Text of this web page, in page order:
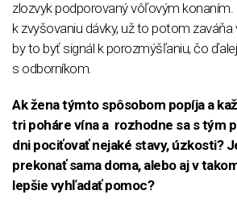
zlozvyk podporovaný vôľovým
k zvyšovaniu dávky, už to potom
by to byť signál k porozmýšľaniu, čo
s odborníkom.
Ak žena týmto spôsobom popíja a
tri poháre vína a rozhodne sa s tým
dni pociťovať nejaké stavy, úzkosti?
prekonať sama doma, alebo aj v
lepšie vyhľadať pomoc?